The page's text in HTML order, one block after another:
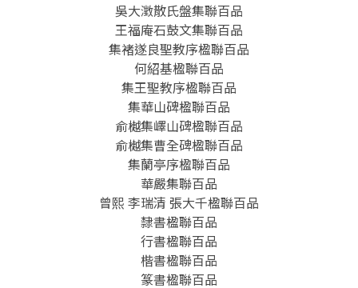
吳大澂散氏盤集聯百品
王福庵石鼓文集聯百品
集褚遂良聖教序楹聯百品
何紹基楹聯百品
集王聖教序楹聯百品
集華山碑楹聯百品
俞樾集嶧山碑楹聯百品
俞樾集曹全碑楹聯百品
集蘭亭序楹聯百品
華嚴集聯百品
曾熙 李瑞清 張大千楹聯百品
隸書楹聯百品
行書楹聯百品
楷書楹聯百品
篆書楹聯百品